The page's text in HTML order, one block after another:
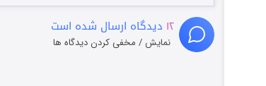
۱۲ دیدگاه ارسال شده است
نمایش / مخفی کردن دیدگاه ها